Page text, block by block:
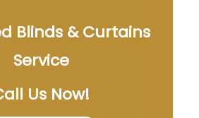
Blinds & Curtains
Service
Us Now!